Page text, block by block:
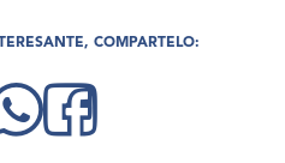
COMPARTELO: